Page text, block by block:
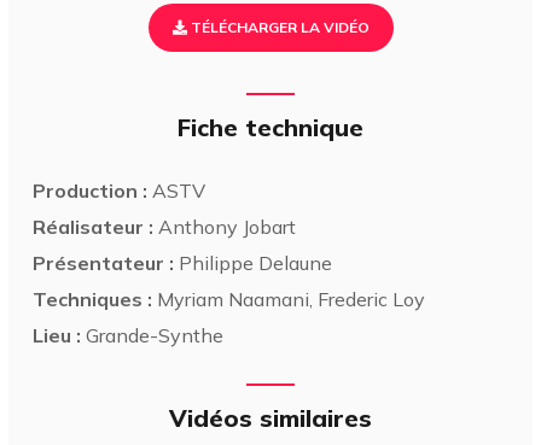
TÉLÉCHARGER LA VIDÉO
Fiche technique
Production : ASTV
Réalisateur : Anthony Jobart
Présentateur : Philippe Delaune
Techniques : Myriam Naamani, Frederic Loy
Lieu : Grande-Synthe
Vidéos similaires